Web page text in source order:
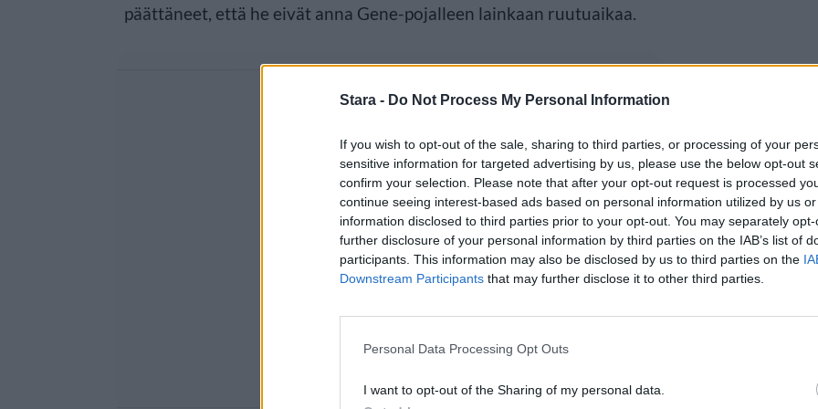
Stara - Do Not Process My Personal Information
If you wish to opt-out of the sale, sharing to third parties, or processing of your
sensitive information for targeted advertising by us, please use the below opt-out
confirm your selection. Please note that after your opt-out request is processed
continue seeing interest-based ads based on personal information utilized by us
information disclosed to third parties prior to your opt-out. You may separately
further disclosure of your personal information by third parties on the IAB’s list of
participants. This information may also be disclosed by us to third parties on the
Downstream Participants that may further disclose it to other third parties.
Personal Data Processing Opt Outs
I want to opt-out of the Sharing of my personal data.
päättäneet, että he eivät anna Gene-pojalleen lainkaan ruutuaikaa.